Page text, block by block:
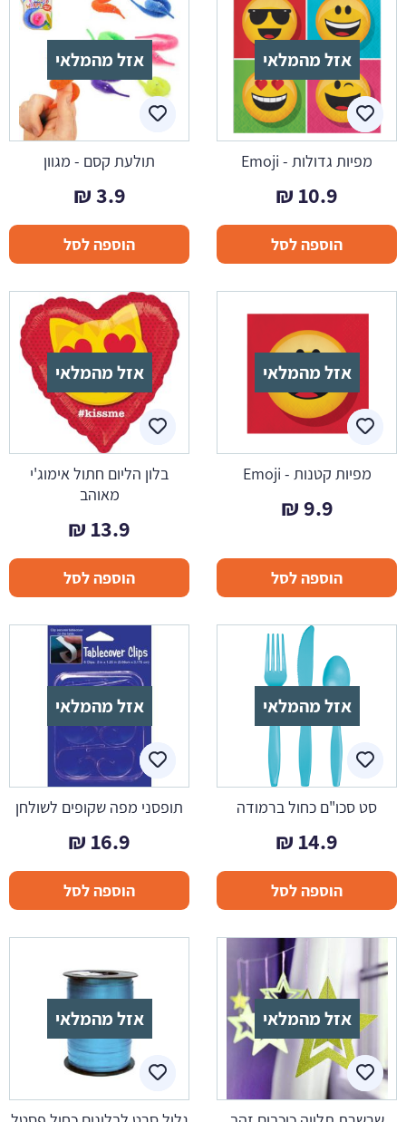
אזל מהמלאי
מפיות גדולות - Emoji
10.9
₪
הוספה לסל
אזל מהמלאי
תולעת קסם - מגוון
3.9
₪
הוספה לסל
אזל מהמלאי
מפיות קטנות - Emoji
9.9
₪
הוספה לסל
אזל מהמלאי
בלון הליום חתול אימוג'י
מאוהב
13.9
₪
הוספה לסל
אזל מהמלאי
סט סכו"ם כחול ברמודה
14.9
₪
הוספה לסל
אזל מהמלאי
תופסני מפה שקופים לשולחן
16.9
₪
הוספה לסל
אזל מהמלאי אזל מהמלאי